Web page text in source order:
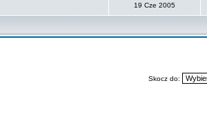
19 Cze 2005
Skocz do: